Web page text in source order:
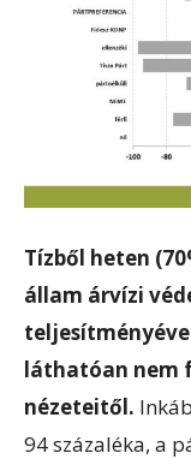
Tízből heten
állam árvízi
láthatóan nem
nézeteitől.
94 százaléka, a